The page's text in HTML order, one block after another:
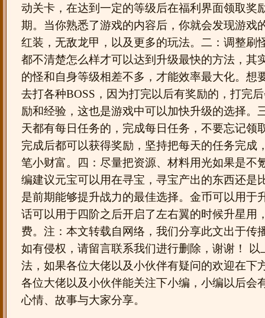
动关卡，在达到一定的等级后在福利界面领取奖
期。当你熟悉了游戏的内容后，你就会发现游戏
红装，无敌龙甲，以及更多的玩法。二：调整刷
都不清楚怎么样才可以达到升级最快的方法，其
的怪和自身等级相差不多，才能效率最大化。想
去打各种BOSS，因为打完以后有奖励的，打完
励和经验，这也是游戏中可以加快升级的选择。
天都有每日任务的，完成每日任务，不要忘记领
完成后都可以获得奖励，坚持把每天的任务完成
笔小财富。四：尽量把资源、材料用光如果是不
编建议元宝可以用在寻宝，寻宝产出的东西还是
是前期能够提升战力的最佳选择。金币可以用于
话可以用于四阶之后开启了左右翼的时候升星用
费。注：本文转载自网络，我们分享此文出于传
如有侵权，请留言联系我们进行删除，谢谢！ 以
法，如果各位大佬以及小伙伴有疑问的欢迎在下
各位大佬以及小伙伴能关注下小编，小编以后会
心情、故事与大家分享。